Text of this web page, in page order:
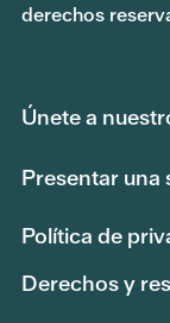
derechos
Únete a
Presentar una
Política de
Derechos y